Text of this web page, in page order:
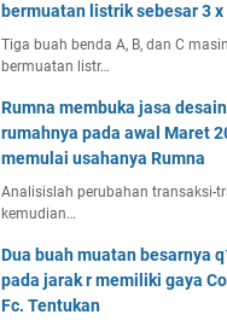
bermuatan listrik sebesar 3 x
Tiga buah benda A, B, dan C
bermuatan listr…
Rumna membuka jasa
rumahnya pada awal Maret
memulai usahanya Rumna
Analisislah perubahan transaksi-
kemudian…
Dua buah muatan besarnya
pada jarak r memiliki gaya
Fc. Tentukan